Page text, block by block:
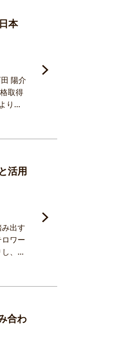
本
陽介
取得
りよ
本的
風味
活用
出す
ワー
、ワ
習得
的な
合わ